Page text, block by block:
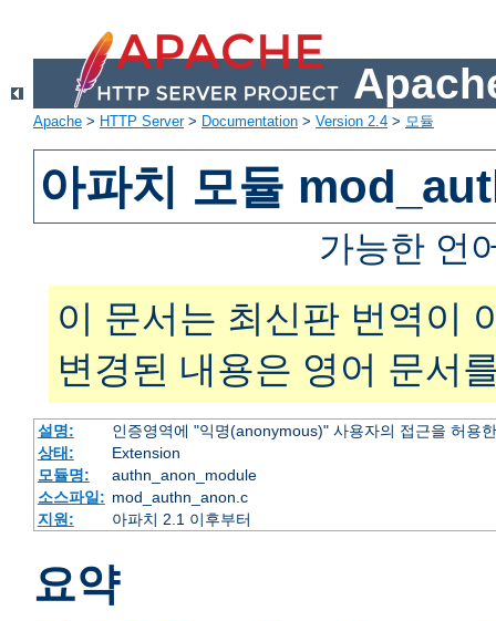
Apache > HTTP Server> Documentation > Version 2.4 > 모듈
아파치 모듈
가능한 언
이 문서는 최신판 번역이
변경된 내용은 영어 문서
설명:
인증영역에 "익명(anonymous)" 사용자의 접근을 허용
상태:
Extension
모듈명:
authn_anon_module
소스파일: mod_authn_anon.c
지원:
아파치 2.1 이후부터
요약